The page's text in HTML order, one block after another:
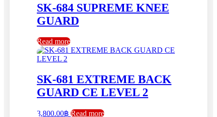
SK-684 SUPREME KNEE
GUARD
Read more
SK-681 EXTREME BACK
GUARD CE LEVEL 2
3,800.00฿ Read more